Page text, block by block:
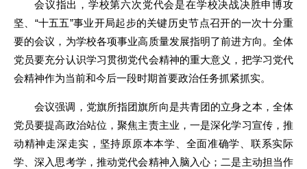
会议指出，学校第六次党代会是在学校决战决胜申博攻
坚、“十五五”事业开局起步的关键历史节点召开的一次十分重
要的会议，为学校各项事业高质量发展指明了前进方向。全体
党员要充分认识学习贯彻党代会精神的重大意义，把学习党代
会精神作为当前和今后一段时期首要政治任务抓紧抓实。
会议强调，党旗所指团旗所向是共青团的立身之本，全体
党员要提高政治站位，聚焦主责主业，一是深化学习宣传，推
动精神走深走实，坚持原原本本学、全面准确学、联系实际
学、深入思考学，推动党代会精神入脑入心；二是主动担当作